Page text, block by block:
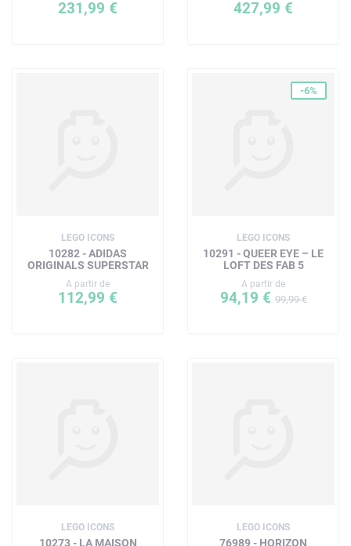
Avec les pièces LEGO, la sécurité et la qualité sont
231,99 € 427,99 €
LEGO ICONS
10282 - ADIDAS
ORIGINALS SUPERSTAR
A partir de
112,99 €
-6%
LEGO ICONS
10291 - QUEER EYE – LE
LOFT DES FAB 5
A partir de
94,19 €99,99 €
LEGO ICONS
10273 - LA MAISON
LEGO ICONS
76989 - HORIZON